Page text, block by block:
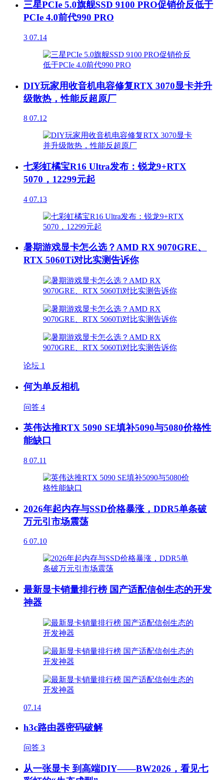
三星PCIe 5.0旗舰SSD 9100 PRO促销价反低于
PCIe 4.0前代990 PRO
3 07.14
DIY玩家用收音机电容修复RTX 3070显卡并升
级散热，性能反超原厂
8 07.12
七彩虹橘宝R16 Ultra发布：锐龙9+RTX
5070，12299元起
4 07.13
暑期游戏显卡怎么选？AMD RX 9070GRE、
RTX 5060Ti对比实测告诉你
论坛 1
何为单反相机
问答 4
英伟达推RTX 5090 SE填补5090与5080价格性
能缺口
8 07.11
2026年起内存与SSD价格暴涨，DDR5单条破
万元引市场震荡
6 07.10
最新显卡销量排行榜 国产适配信创生态的开发
神器
07.14
h3c路由器密码破解
问答 3
从一张显卡 到高端DIY——BW2026，看见七